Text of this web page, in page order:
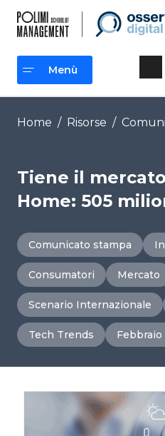
contenuto
Menù
Menù
Home / Risorse /
Tiene il
Home: 505
Comunicato stampa
Consumatori Mercato
Scenario Internazionale
Tech Trends Febbraio